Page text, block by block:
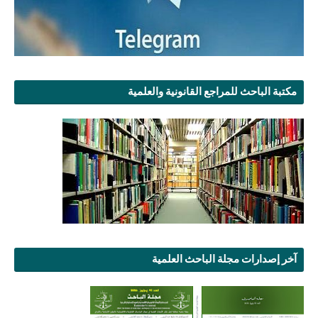
مكتبة الباحث للمراجع القانونية والعلمية
آخر إصدارات مجلة الباحث العلمية